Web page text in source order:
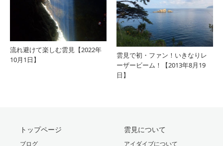
流れ避けて楽しむ雲見【2022年
10月1日】
雲見で初・ファン！いきなりレ
ーザービーム！【2013年8月19
日】
トップページ
ブログ
雲見について
アイダイブについて